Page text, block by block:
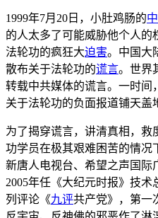
1999年7月20日，小肚鸡肠的
的人太多了可能威胁他个人
法轮功的疯狂大迫害。中国大
散布关于法轮功的谎言。世界
转载中共媒体的谎言。一时间
关于法轮功的负面报道铺天盖
为了揭穿谎言，讲清真相，
功学员在极其艰难困苦的情况
新唐人电视台、希望之声国际
2005年任《大纪元时报》技术
列评论《九评共产党》，第一